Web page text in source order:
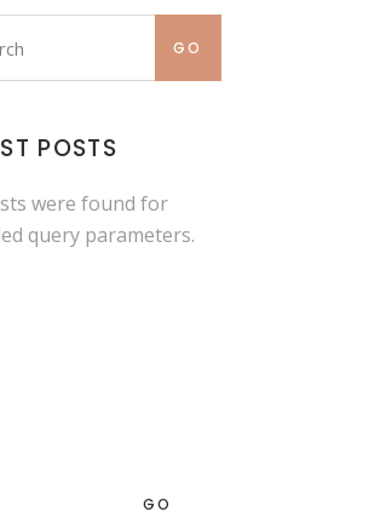
GO
POSTS
were found for
query parameters.
GO